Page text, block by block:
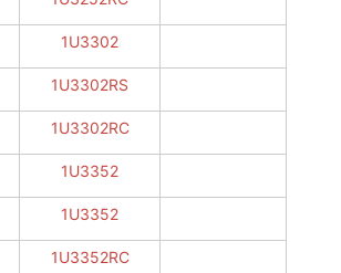
1U3302
1U3302RS
1U3302RC
1U3352
1U3352
1U3352RC